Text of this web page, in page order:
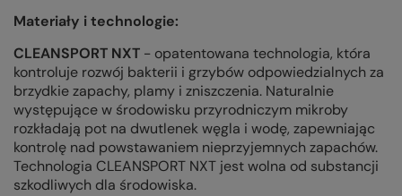
Materiały i technologie:
CLEANSPORT NXT - opatentowana technologia, która
kontroluje rozwój bakterii i grzybów odpowiedzialnych za
brzydkie zapachy, plamy i zniszczenia. Naturalnie
występujące w środowisku przyrodniczym mikroby
rozkładają pot na dwutlenek węgla i wodę, zapewniając
kontrolę nad powstawaniem nieprzyjemnych zapachów.
Technologia CLEANSPORT NXT jest wolna od substancji
szkodliwych dla środowiska.